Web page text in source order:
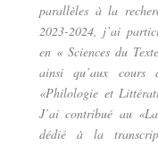
parallèles à la
2023-2024, j’ai
en « Sciences du
ainsi qu’aux cours
«Philologie et
J’ai contribué au
dédié à la